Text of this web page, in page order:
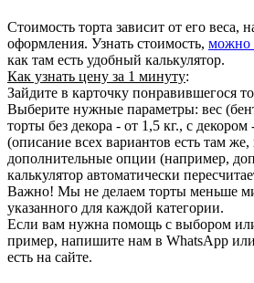
Стоимость торта зависит от его веса,
оформления. Узнать стоимость, можно
как там есть удобный калькулятор.
Как узнать цену за 1 минуту:
Зайдите в карточку понравившегося
Выберите нужные параметры: вес
торты без декора - от 1,5 кг., с
(описание всех вариантов есть там же,
дополнительные опции (например,
калькулятор автоматически
Важно! Мы не делаем торты меньше
указанного для каждой категории.
Если вам нужна помощь с выбором
пример, напишите нам в WhatsApp
есть на сайте.